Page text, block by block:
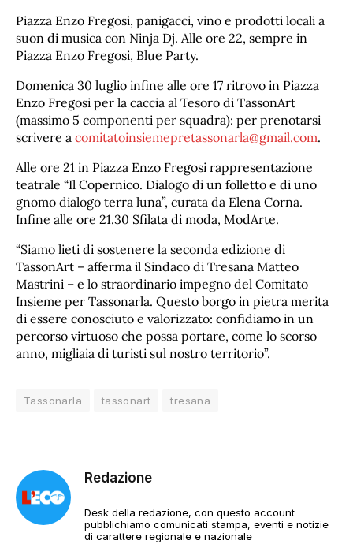
Piazza Enzo Fregosi, panigacci, vino e prodotti locali a
suon di musica con Ninja Dj. Alle ore 22, sempre in
Piazza Enzo Fregosi, Blue Party.
Domenica 30 luglio infine alle ore 17 ritrovo in Piazza
Enzo Fregosi per la caccia al Tesoro di TassonArt
(massimo 5 componenti per squadra): per prenotarsi
scrivere a comitatoinsiemepretassonarla@gmail.com.
Alle ore 21 in Piazza Enzo Fregosi rappresentazione
teatrale “Il Copernico. Dialogo di un folletto e di uno
gnomo dialogo terra luna”, curata da Elena Corna.
Infine alle ore 21.30 Sfilata di moda, ModArte.
“Siamo lieti di sostenere la seconda edizione di
TassonArt – afferma il Sindaco di Tresana Matteo
Mastrini – e lo straordinario impegno del Comitato
Insieme per Tassonarla. Questo borgo in pietra merita
di essere conosciuto e valorizzato: confidiamo in un
percorso virtuoso che possa portare, come lo scorso
anno, migliaia di turisti sul nostro territorio”.
Tassonarla tassonart tresana
Redazione
Desk della redazione, con questo account
pubblichiamo comunicati stampa, eventi e notizie
di carattere regionale e nazionale